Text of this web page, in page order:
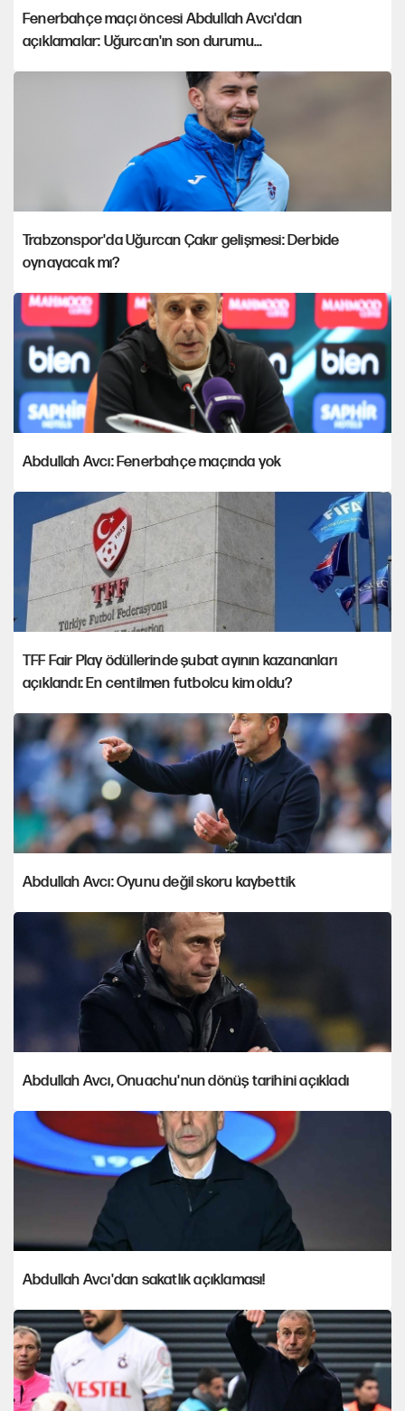
Fenerbahçe maçı öncesi Abdullah Avcı'dan
açıklamalar: Uğurcan'ın son durumu...
Trabzonspor'da Uğurcan Çakır gelişmesi: Derbide
oynayacak mı?
Abdullah Avcı: Fenerbahçe maçında yok
TFF Fair Play ödüllerinde şubat ayının kazananları
açıklandı: En centilmen futbolcu kim oldu?
Abdullah Avcı: Oyunu değil skoru kaybettik
Abdullah Avcı, Onuachu'nun dönüş tarihini açıkladı
Abdullah Avcı'dan sakatlık açıklaması!